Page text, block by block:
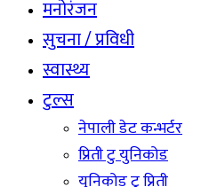
मनोरंजन
सुचना / प्रविधी
स्वास्थ्य
टुल्स
नेपाली डेट कन्भर्टर
प्रिती टु युनिकोड
युनिकोड टु प्रिती